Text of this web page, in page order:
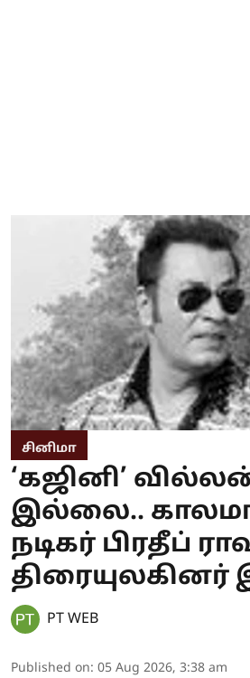
சினிமா
‘கஜினி’
இல்லை..
நடிகர் பிரதீப்
PT WEB
Published on: 05 Aug 2026, 3:38 am